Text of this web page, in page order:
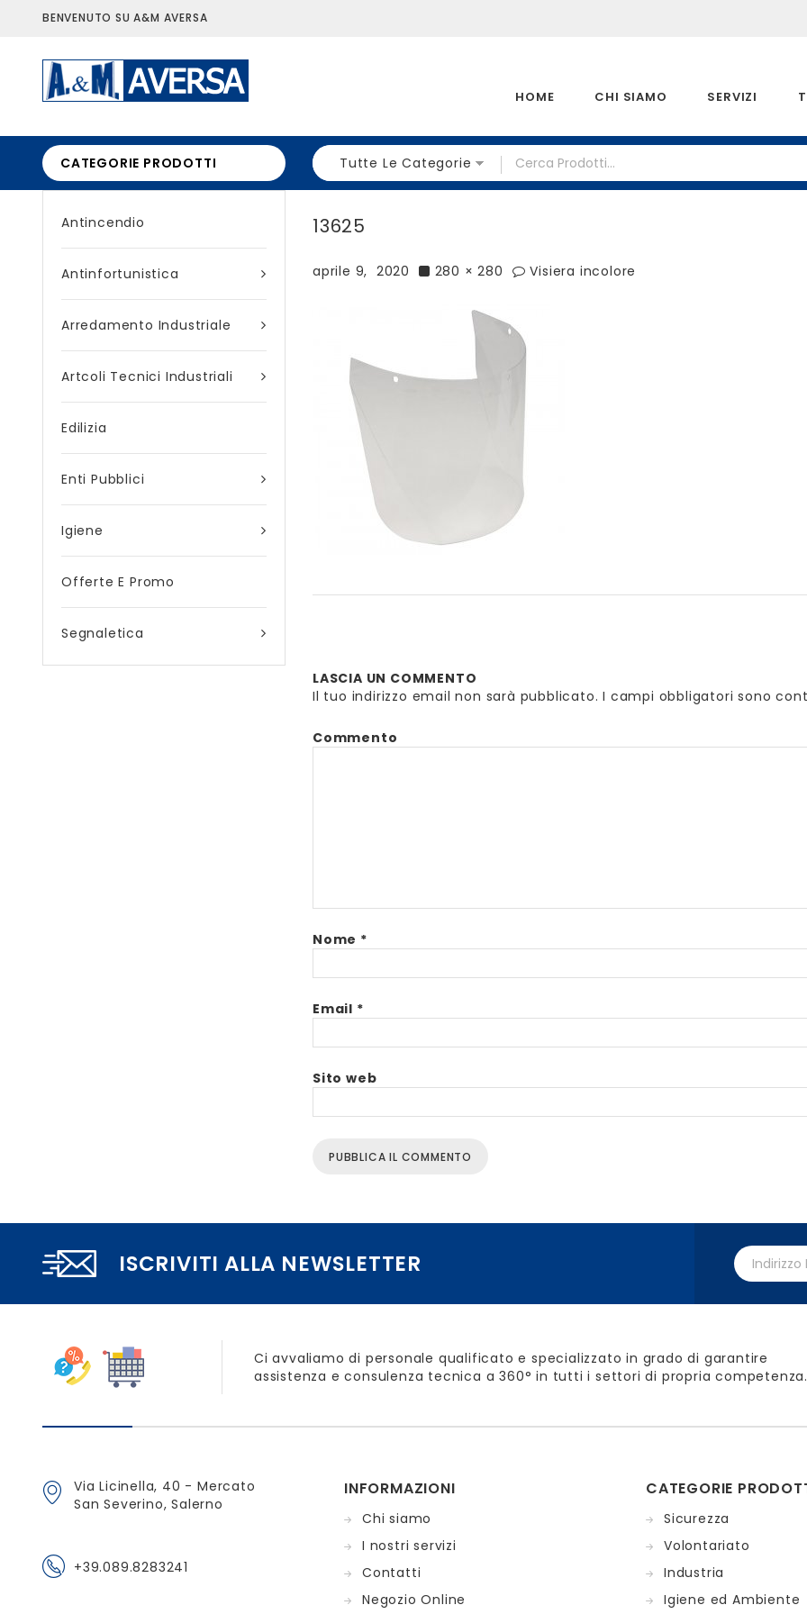
BENVENUTO SU A&M AVERSA
HOME CHI SIAMO SERVIZI
CATEGORIE PRODOTTI Tutte Le Categorie
Antincendio
Antinfortunistica
Arredamento Industriale
Artcoli Tecnici Industriali
Edilizia
Enti Pubblici
Igiene
Offerte E Promo
Segnaletica
13625
aprile 9, 2020 280 × 280 Visiera incolore
LASCIA UN COMMENTO
Il tuo indirizzo email non sarà pubblicato. I campi obbligatori sono
Commento
Nome *
Email *
Sito web
ISCRIVITI ALLA NEWSLETTER
Ci avvaliamo di personale qualificato e specializzato in grado di garantire
assistenza e consulenza tecnica a 360° in tutti i settori di propria competenza.
Via Licinella, 40 - Mercato
San Severino, Salerno
+39.089.8283241
INFORMAZIONI
Chi siamo
I nostri servizi
Contatti
Negozio Online
CATEGORIE
Sicurezza
Volontariato
Industria
Igiene ed Ambiente